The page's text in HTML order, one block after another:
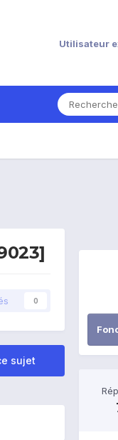
Utilisateur
0
sujet